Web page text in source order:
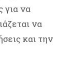
για να
να
και την